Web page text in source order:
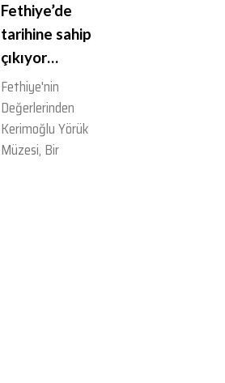
Fethiye’de
tarihine sahip
çıkıyor…
Fethiye'nin
Değerlerinden
Kerimoğlu Yörük
Müzesi, Bir